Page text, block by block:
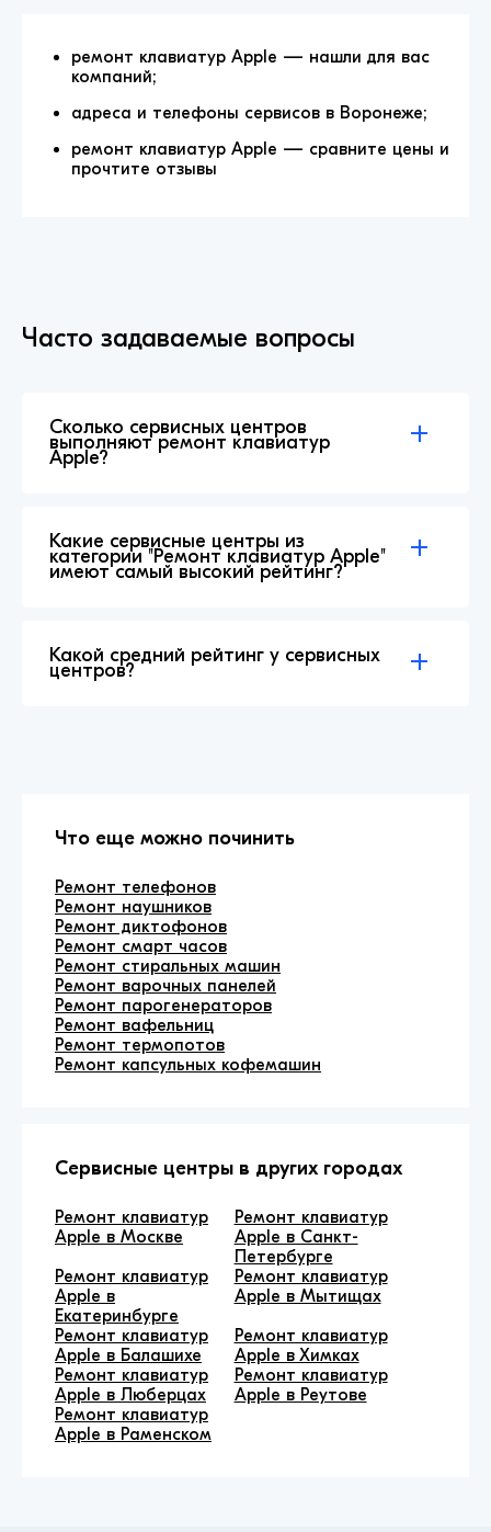
ремонт клавиатур Apple — нашли для вас
компаний;
адреса и телефоны сервисов в Воронеже;
ремонт клавиатур Apple — сравните цены и
прочтите отзывы
Часто задаваемые вопросы
Сколько сервисных центров
выполняют ремонт клавиатур
Apple?
Какие сервисные центры из
категории "Ремонт клавиатур Apple"
имеют самый высокий рейтинг?
Какой средний рейтинг у сервисных
центров?
Что еще можно починить
Ремонт телефонов
Ремонт наушников
Ремонт диктофонов
Ремонт смарт часов
Ремонт стиральных машин
Ремонт варочных панелей
Ремонт парогенераторов
Ремонт вафельниц
Ремонт термопотов
Ремонт капсульных кофемашин
Сервисные центры в других городах
Ремонт клавиатур
Apple в Москве
Ремонт клавиатур
Apple в Санкт-
Петербурге
Ремонт клавиатур
Apple в
Екатеринбурге
Ремонт клавиатур
Apple в Мытищах
Ремонт клавиатур
Apple в Балашихе
Ремонт клавиатур
Apple в Химках
Ремонт клавиатур
Apple в Люберцах
Ремонт клавиатур
Apple в Реутове
Ремонт клавиатур
Apple в Раменском